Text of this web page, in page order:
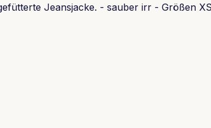
Jeansjacke. - sauber irr - Größen